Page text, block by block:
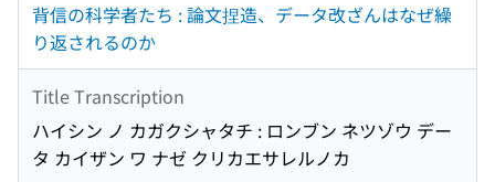
背信の科学者たち : 論文捏造、データ改ざんはなぜ繰
り返されるのか
Title Transcription
ハイシン ノ カガクシャタチ : ロンブン ネツゾウ デー
タ カイザン ワ ナゼ クリカエサレルノカ